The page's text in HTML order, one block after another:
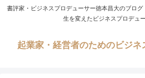
書評家・ビジネスプロデューサー徳本昌大のブロ
生を変えたビジネスプロデュ
起業家・経営者のためのビジネ